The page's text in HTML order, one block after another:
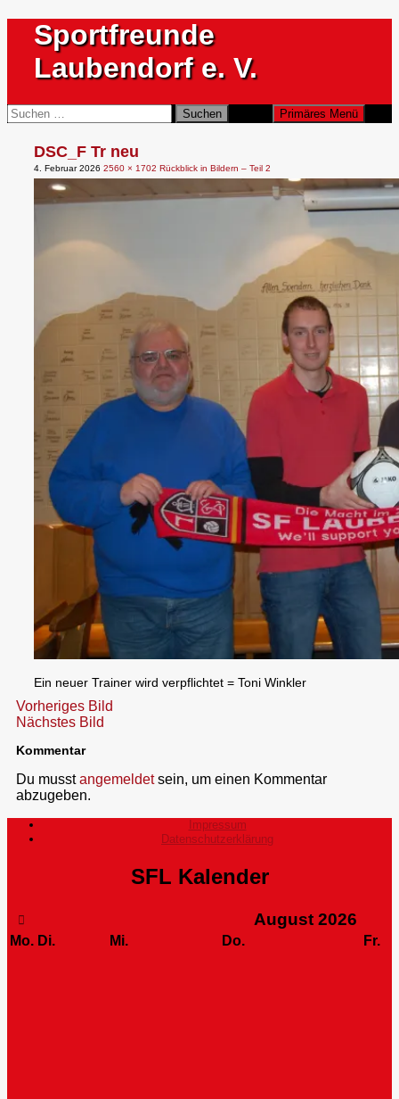
Inhalt
springen
Sportfreunde
Laubendorf e. V.
Suchen Primäres Menü
Suchen
nach:
DSC_F Tr neu
4. Februar 2026 2560 × 1702 Rückblick in Bildern – Teil 2
Ein neuer Trainer wird verpflichtet = Toni Winkler
Vorheriges Bild
Nächstes Bild
Kommentar
Du musstangemeldetsein, um einen Kommentar
abzugeben.
Impressum
Datenschutzerklärung
SFL Kalender
August 2026
Mo. Di. Mi. Do. Fr.